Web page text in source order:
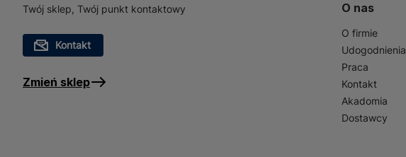
Twój sklep, Twój punkt kontaktowy
Kontakt
Zmień sklep
O nas
O firmie
Udogodnienia
Praca
Kontakt
Akadomia
Dostawcy